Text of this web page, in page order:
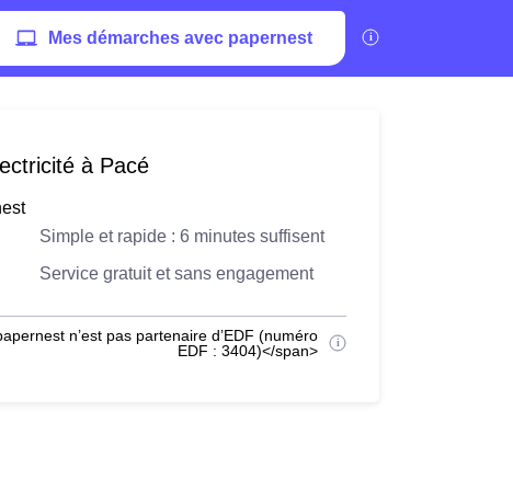
Mes démarches avec papernest
à Pacé
Simple et rapide : 6 minutes suffisent
Service gratuit et sans engagement
n’est pas partenaire d’EDF (numéro
EDF : 3404)</span>